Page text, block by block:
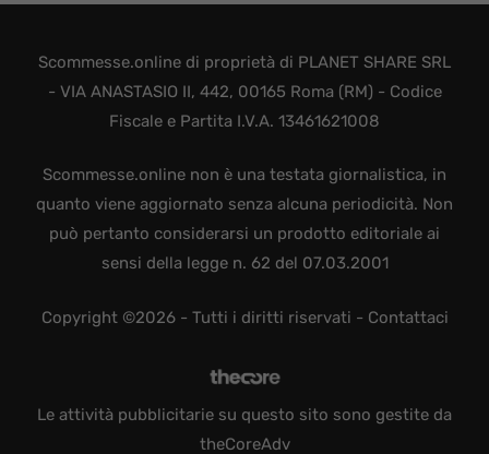
Scommesse.online di proprietà di PLANET SHARE SRL
- VIA ANASTASIO II, 442, 00165 Roma (RM) - Codice
Fiscale e Partita I.V.A. 13461621008
Scommesse.online non è una testata giornalistica, in
quanto viene aggiornato senza alcuna periodicità. Non
può pertanto considerarsi un prodotto editoriale ai
sensi della legge n. 62 del 07.03.2001
Copyright ©2026 - Tutti i diritti riservati - Contattaci
Le attività pubblicitarie su questo sito sono gestite da
theCoreAdv